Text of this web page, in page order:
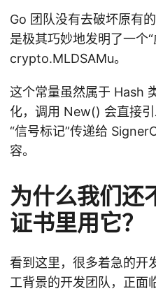
Go 团队没有去破坏原有
是极其巧妙地发明了一个“
crypto.MLDSAMu。
这个常量虽然属于 Hash
化，调用 New() 会直接
“信号标记”传递给
容。
为什么我们
证书里用它？
看到这里，很多着急的开
工背景的开发团队，正面